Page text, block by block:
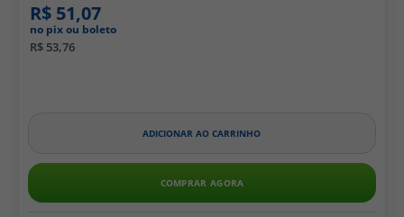
R$ 51,07
no pix ou boleto
R$ 53,76
ADICIONAR AO CARRINHO
COMPRAR AGORA